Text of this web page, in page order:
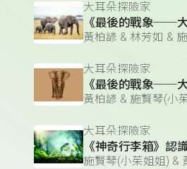
大耳朵探險家
《最後的戰象──
黃柏諺 & 林芳如 &
大耳朵探險家
黃柏諺 & 施賢琴(小
大耳朵探險家
《神奇行李箱》認
施賢琴(小茱姐姐) &